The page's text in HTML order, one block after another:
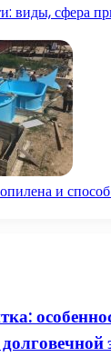
виды, сфера
и